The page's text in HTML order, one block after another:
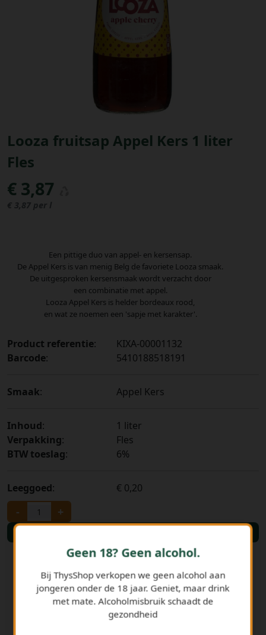
Looza fruitsap Appel Kers 1 liter
Fles
€ 3,87
€ 3,87 per l
Een pittige duo van appel- en kersensap.
De Appel Kers is van menig Belg de favoriete Looza smaak.
De uitgesproken kersensmaak wordt verzacht door
een combinatie met appel.
Looza Appel Kers is helder bordeaux rood,
en wat ze noemen een 'sapje met karakter'.
Product referentie:
KIXA-00001132
Barcode: 5410188518191
Smaak: Appel Kers
Inhoud:
1 liter
Verpakking:
Fles
BTW toeslag: 6%
Leeggoed: € 0,20
- +
Geen 18? Geen alcohol.
Bij ThysShop verkopen we geen alcohol aan
jongeren onder de 18 jaar. Geniet, maar drink
met mate. Alcoholmisbruik schaadt de
gezondheid